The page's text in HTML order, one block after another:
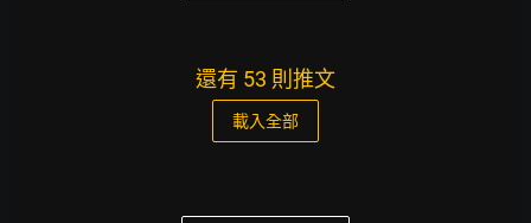
還有 53 則推文
載入全部